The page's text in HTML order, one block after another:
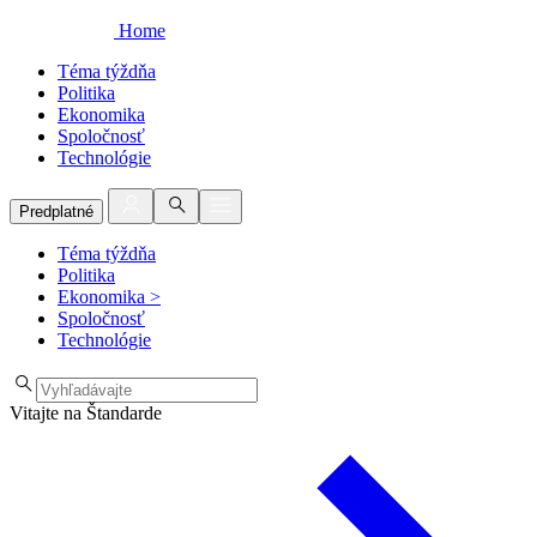
Home
Téma týždňa
Politika
Ekonomika
Spoločnosť
Technológie
Predplatné
Téma týždňa
Politika
Ekonomika >
Spoločnosť
Technológie
Vitajte na Štandarde